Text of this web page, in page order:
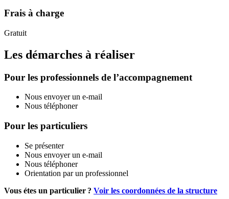
Frais à charge
Gratuit
Les démarches à réaliser
Pour les professionnels de l’accompagnement
Nous envoyer un e-mail
Nous téléphoner
Pour les particuliers
Se présenter
Nous envoyer un e-mail
Nous téléphoner
Orientation par un professionnel
Vous étes un particulier ? Voir les coordonnées de la structure